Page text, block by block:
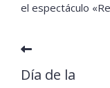
el espectáculo
Día de la